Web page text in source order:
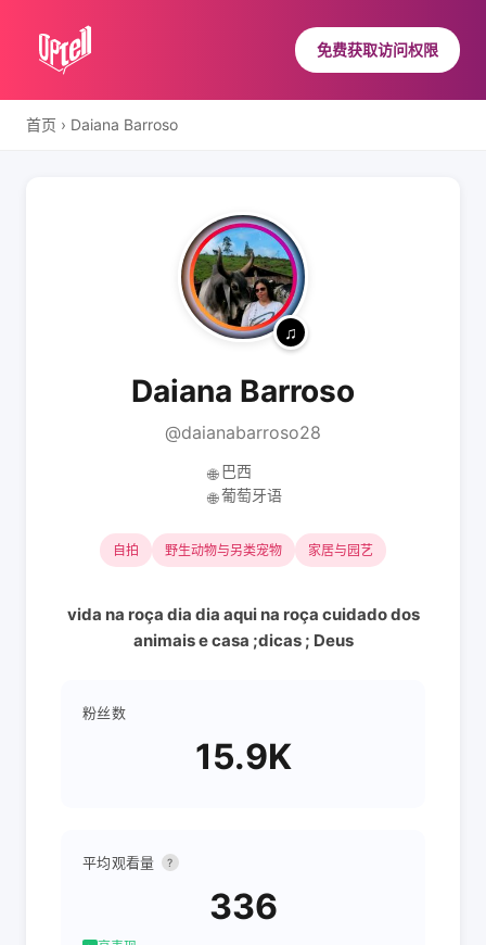
免费获取访问权限
首页 › Daiana Barroso
Daiana Barroso
@daianabarroso28
🌐 巴西
🌐 葡萄牙语
自拍 野生动物与另类宠物 家居与园艺
vida na roça dia dia aqui na roça cuidado dos
animais e casa ;dicas ; Deus
粉丝数
15.9K
平均观看量 ?
336